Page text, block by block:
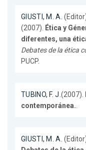
GIUSTI, M. A.
(2007). Ética y
diferentes, una
Debates de la ética
PUCP.
TUBINO, F. J.(2007).
contemporánea..
GIUSTI, M. A.